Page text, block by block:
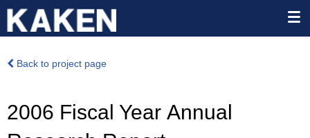
Back to project page
2006 Fiscal Year Annual